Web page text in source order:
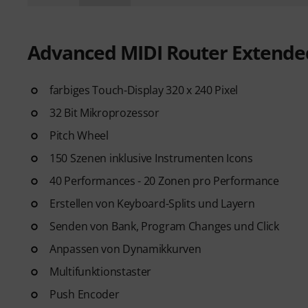
Advanced MIDI Router
farbiges Touch-Display 320 x 240 Pixel
32 Bit Mikroprozessor
Pitch Wheel
150 Szenen inklusive Instrumenten Icons
40 Performances - 20 Zonen pro Performance
Erstellen von Keyboard-Splits und Layern
Senden von Bank, Program Changes und Click
Anpassen von Dynamikkurven
Multifunktionstaster
Push Encoder